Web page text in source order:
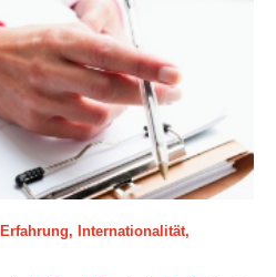
Internationalität,